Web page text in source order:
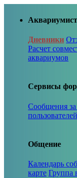
Дневники
Расчет
аквариумов
Сервисы
Сообщения за
пользователей
Общение
Календарь
карте Группа